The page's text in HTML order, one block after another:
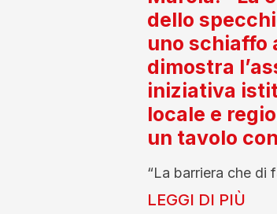
dello
uno schiaffo
dimostra
iniziativa
locale e
un tavolo
“La barriera che di
LEGGI DI PIÙ